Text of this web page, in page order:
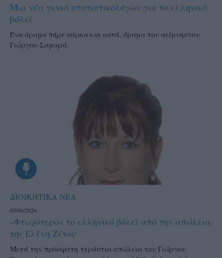
Μια νέα γενιά στατιστικολόγων για το ελληνικό
βόλεϊ
Ένα όραμα πήρε σάρκα και οστά, όραμα του αείμνηστου
Γιώργου Σαμαρά.
ΔΙΟΙΚΗΤΙΚΑ ΝΕΑ
03/06/2026
«Φτωχότερο» το ελληνικό βόλεϊ από την απώλεια
της Ελένη Ζέτου
Μετά την πρόσφατη τεράστια απώλεια του Γιώργου